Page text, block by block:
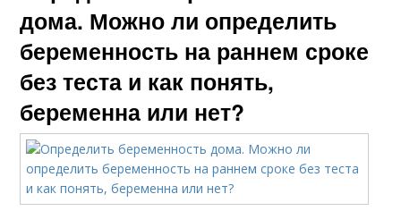
дома. Можно ли определить
беременность на раннем сроке
без теста и как понять,
беременна или нет?